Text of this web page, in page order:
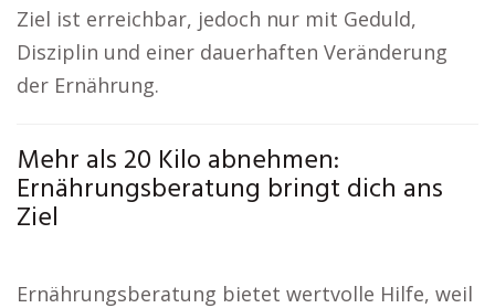
Ziel ist erreichbar, jedoch nur mit Geduld,
Disziplin und einer dauerhaften Veränderung
der Ernährung.
Mehr als 20 Kilo abnehmen:
Ernährungsberatung bringt dich ans
Ziel
Ernährungsberatung bietet wertvolle Hilfe, weil